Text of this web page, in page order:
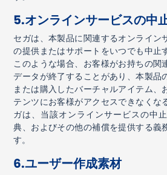
5.オンラインサービスの中
セガは、本製品に関連するオンライン
の提供またはサポートをいつでも中止
このような場合、お客様がお持ちの関
データが終了することがあり、本製品
または購入したバーチャルアイテム、
テンツにお客様がアクセスできなくな
ガは、当該オンラインサービスの中
典、およびその他の補償を提供する義
す。
6.ユーザー作成素材